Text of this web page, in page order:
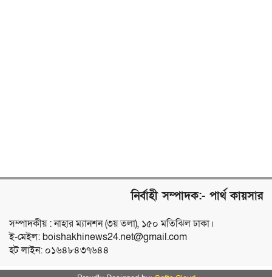
নির্বাহী সম্পাদক:- পার্থ কায়সার
সম্পাদকীয় : নাহার ম্যানশন (৩য় তলা), ১৫০ মতিঝিল ঢাকা।
ই-মেইল: boishakhinews24.net@gmail.com
হট লাইন: ০১৬৪৮৪৩৭৬৪৪